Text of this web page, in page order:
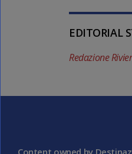
EDITORIAL
Redazione
Content owned by